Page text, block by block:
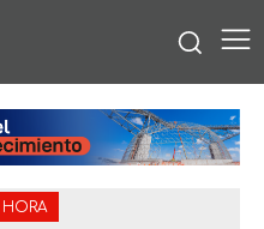
HORA